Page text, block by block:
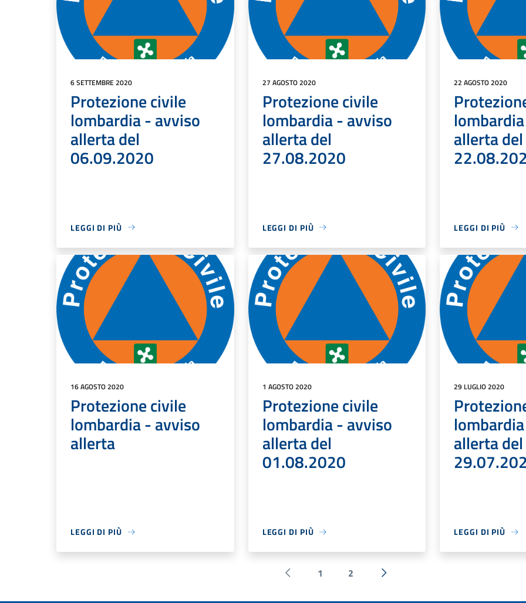
6 SETTEMBRE 2020
Protezione civile
lombardia - avviso
allerta del
06.09.2020
LEGGI DI PIÙ
27 AGOSTO 2020
Protezione civile
lombardia - avviso
allerta del
27.08.2020
LEGGI DI PIÙ
22 AGOSTO 2020
allerta del
LEGGI DI PIÙ
16 AGOSTO 2020
Protezione civile
lombardia - avviso
allerta
LEGGI DI PIÙ
1 AGOSTO 2020
Protezione civile
lombardia - avviso
allerta del
01.08.2020
LEGGI DI PIÙ
29 LUGLIO 2020
allerta del
LEGGI DI PIÙ
Pagina precedente
1 2
Successiva »